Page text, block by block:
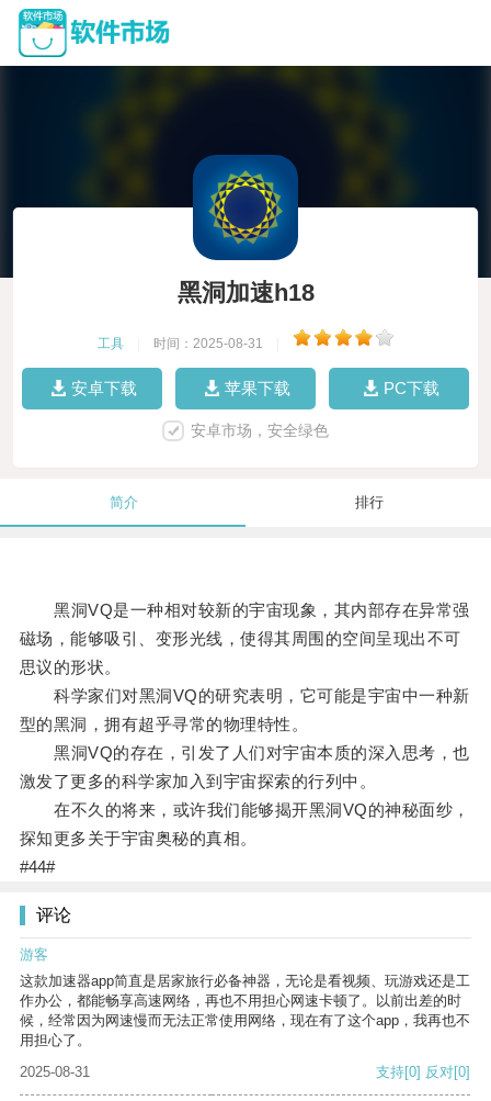
黑洞加速h18
工具 时间：2025-08-31
安卓下载 苹果下载 PC下载
安卓市场，安全绿色
简介 排行
黑洞VQ是一种相对较新的宇宙现象，其内部存在异常强
磁场，能够吸引、变形光线，使得其周围的空间呈现出不可
思议的形状。
科学家们对黑洞VQ的研究表明，它可能是宇宙中一种新
型的黑洞，拥有超乎寻常的物理特性。
黑洞VQ的存在，引发了人们对宇宙本质的深入思考，也
激发了更多的科学家加入到宇宙探索的行列中。
在不久的将来，或许我们能够揭开黑洞VQ的神秘面纱，
探知更多关于宇宙奥秘的真相。
#44#
评论
游客
这款加速器app简直是居家旅行必备神器，无论是看视频、玩游戏还是工
作办公，都能畅享高速网络，再也不用担心网速卡顿了。以前出差的时
候，经常因为网速慢而无法正常使用网络，现在有了这个app，我再也不
用担心了。
2025-08-31
支持[0] 反对[0]